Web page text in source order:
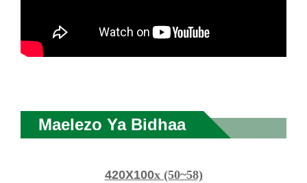
Maelezo Ya Bidhaa
420X100x (50~58)